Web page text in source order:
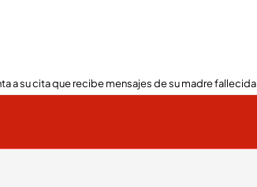
a su cita que recibe mensajes de su madre fallecida